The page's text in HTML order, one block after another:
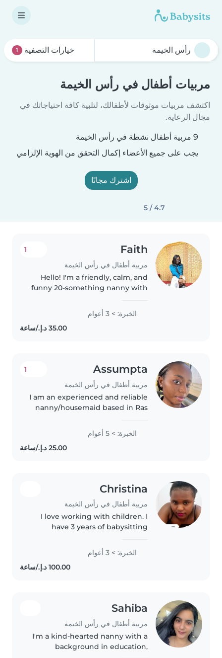
خيارات التصفية 1
مربيات أطفال في رأس الخيمة
اكتشف مربيات موثوقات لأطفالك، لتلبية كافة احتياجاتك في
مجال الرعاية.
9 مربية أطفال نشطة في رأس الخيمة
يجب على جميع الأعضاء إكمال التحقق من الهوية الإلزامي
اشترك مجانًا
4.7 / 5
Faith
مربية أطفال في رأس الخيمة
1
Hello! I'm a friendly, calm, and
funny 20-something nanny with
preschoolers, toddlers, and
gradeschoolers. I love engaging
kids with drawing, reading,..
الخبرة: > 3 أعوام
Assumpta
مربية أطفال في رأس الخيمة
1
I am an experienced and reliable
nanny/housemaid based in Ras
childcare and housekeeping
and attentive with children..
الخبرة: > 5 أعوام
Christina
مربية أطفال في رأس الخيمة
I love working with children. I
have 3 years of babysitting
babies and toddlers. I also have
experience with children with
special needs, particularly,
الخبرة: > 3 أعوام
Sahiba
مربية أطفال في رأس الخيمة
I'm a kind-hearted nanny with a
background in education,